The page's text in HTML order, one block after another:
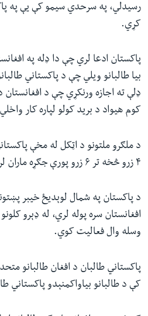
رسیدلي، په سرحدي سیمو کې یې په
کړي.
پاکستان ادعا لري چې دا ډله په
بیا طالبانو ویلي چې د پاکستاني
ډلې ته اجازه ورنکړي چې د
کوم هیواد د برید کولو لپاره کار
د ملګرو ملتونو د اټکل له مخې
۴ زرو څخه تر ۶ زرو پورې جګړه ماران لري.
د پاکستان په شمال لوېديځ خيبر
افغانستان سره پوله لري، له ډېرو
وسله وال فعاليت کوي.
پاکستاني طالبان د افغان طالبانو
کې د طالبانو بیاواکمنېدو پاکستاني